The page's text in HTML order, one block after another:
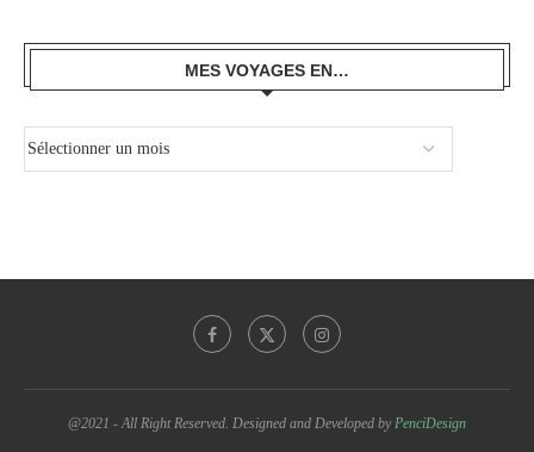
MES VOYAGES EN…
@2021 - All Right Reserved. Designed and Developed byPenciDesign